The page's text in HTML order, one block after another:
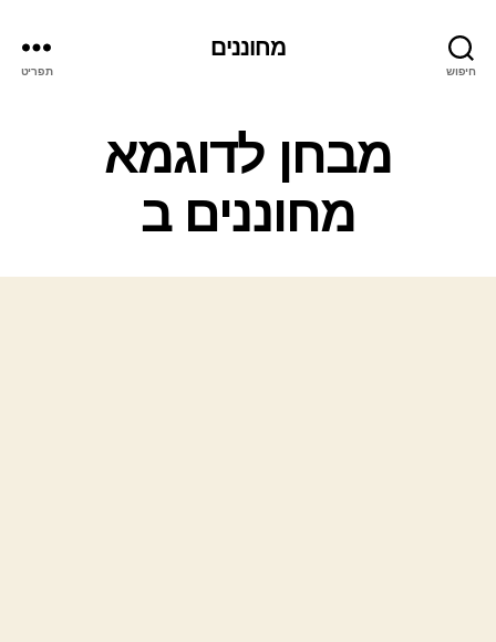
חיפוש
מחוננים
תפריט
קטגוריות
מבחן לדוגמא
מחוננים ב